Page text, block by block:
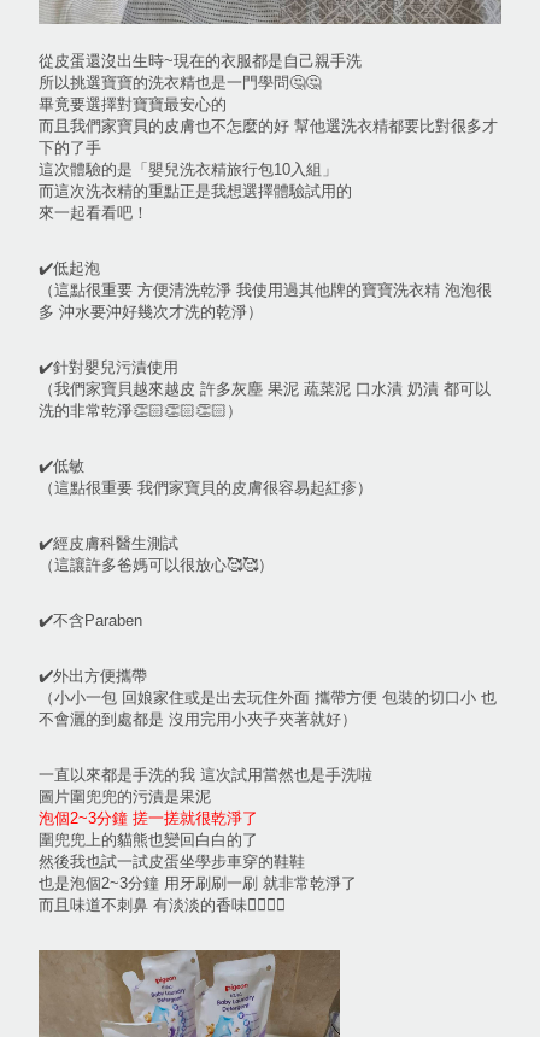
從皮蛋還沒出生時~現在的衣服都是自己親手洗
所以挑選寶寶的洗衣精也是一門學問🤔🤔
畢竟要選擇對寶寶最安心的
而且我們家寶貝的皮膚也不怎麼的好 幫他選洗衣精都要比對很多才
下的了手
這次體驗的是「嬰兒洗衣精旅行包10入組」
而這次洗衣精的重點正是我想選擇體驗試用的
來一起看看吧！
✔️低起泡
（這點很重要 方便清洗乾淨 我使用過其他牌的寶寶洗衣精 泡泡很
多 沖水要沖好幾次才洗的乾淨）
✔️針對嬰兒污漬使用
（我們家寶貝越來越皮 許多灰塵 果泥 蔬菜泥 口水漬 奶漬 都可以
洗的非常乾淨👏🏻👏🏻👏🏻）
✔️低敏
（這點很重要 我們家寶貝的皮膚很容易起紅疹）
✔️經皮膚科醫生測試
（這讓許多爸媽可以很放心🥰🥰）
✔️不含Paraben
✔️外出方便攜帶
（小小一包 回娘家住或是出去玩住外面 攜帶方便 包裝的切口小 也
不會灑的到處都是 沒用完用小夾子夾著就好）
一直以來都是手洗的我 這次試用當然也是手洗啦
圖片圍兜兜的污漬是果泥
泡個2~3分鐘 搓一搓就很乾淨了
圍兜兜上的貓熊也變回白白的了
然後我也試一試皮蛋坐學步車穿的鞋鞋
也是泡個2~3分鐘 用牙刷刷一刷 就非常乾淨了
而且味道不刺鼻 有淡淡的香味👍🏻👍🏻